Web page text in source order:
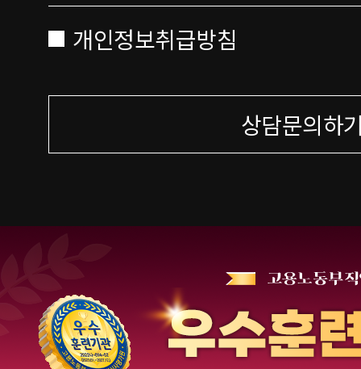
개인정보취급방침
상담문의하